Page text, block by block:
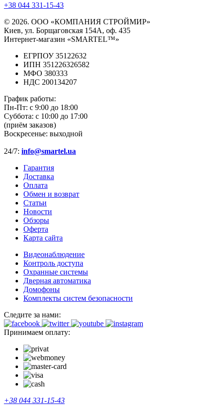
+38 044 331-15-43
© 2026. ООО «КОМПАНИЯ СТРОЙМИР»
Киев, ул. Борщаговская 154А, оф. 435
Интернет-магазин «SMARTEL™»
ЕГРПОУ 35122632
ИПН 351226326582
МФО 380333
НДС 200134207
График работы:
Пн-Пт: с 9:00 до 18:00
Суббота: с 10:00 до 17:00
(приём заказов)
Воскресенье: выходной
24/7: info@smartel.ua
Гарантия
Доставка
Оплата
Обмен и возврат
Статьи
Новости
Обзоры
Оферта
Карта сайта
Видеонаблюдение
Контроль доступа
Охранные системы
Дверная автоматика
Домофоны
Комплекты систем безопасности
Следите за нами:
Принимаем оплату:
+38 044 331-15-43